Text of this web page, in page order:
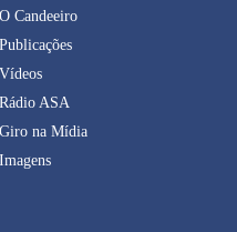
O Candeeiro
Publicações
Vídeos
Rádio ASA
Giro na Mídia
Imagens